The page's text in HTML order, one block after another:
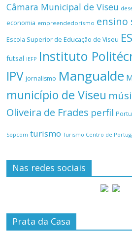
Câmara Municipal de Viseu
economia empreendedorismo ensino
Escola Superior de Educação de Viseu
futsal IEFP Instituto
IPV jornalismo Mangualde
município de Viseu
Oliveira de Frades perfil
Sopcom turismo Turismo Centro de
Nas redes sociais
Prata da Casa